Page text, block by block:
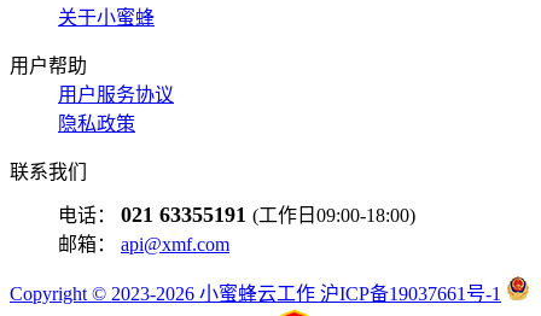
关于小蜜蜂
用户帮助
用户服务协议
隐私政策
联系我们
电话： 021 63355191 (工作日09:00-18:00)
邮箱： api@xmf.com
Copyright © 2023-2026 小蜜蜂云工作 沪ICP备19037661号-1